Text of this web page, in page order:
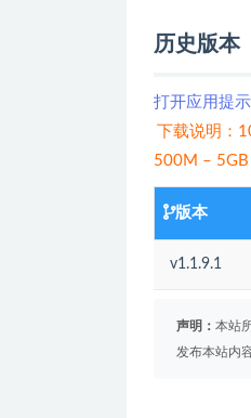
历史版本
打开应用提
下载说明：
500M –
版本
v1.1.9.1
声明： 本站
发布本站内